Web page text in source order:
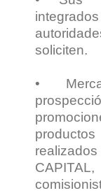
soliciten.
•